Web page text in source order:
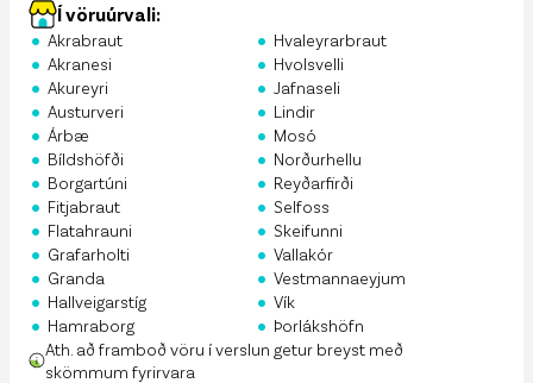
Í vöruúrvali:
• Akrabraut
• Akranesi
• Akureyri
• Austurveri
• Árbæ
• Bíldshöfði
• Borgartúni
• Fitjabraut
• Flatahrauni
• Grafarholti
• Granda
• Hallveigarstíg
• Hamraborg
• Hvaleyrarbraut
• Hvolsvelli
• Jafnaseli
• Lindir
• Mosó
• Norðurhellu
• Reyðarfirði
• Selfoss
• Skeifunni
• Vallakór
• Vestmannaeyjum
• Vík
• Þorlákshöfn
Ath. að framboð vöru í verslun getur breyst með
skömmum fyrirvara